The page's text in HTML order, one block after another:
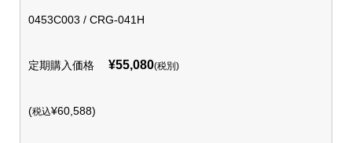
0453C003 / CRG-041H
定期購入価格 ¥55,080(税別)
(税込¥60,588)